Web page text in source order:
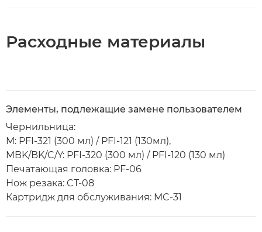
Расходные материалы
Элементы, подлежащие замене пользователем
Чернильница:
M: PFI-321 (300 мл) / PFI-121 (130мл),
MBK/BK/C/Y: PFI-320 (300 мл) / PFI-120 (130 мл)
Печатающая головка: PF-06
Нож резака: CT-08
Картридж для обслуживания: MC-31